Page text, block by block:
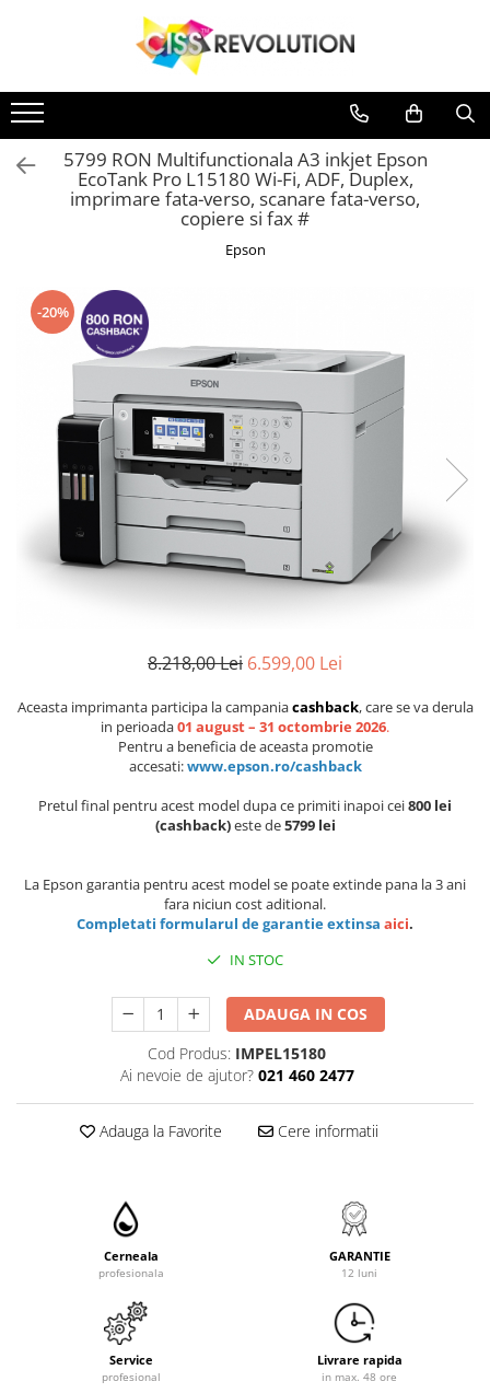
Jet Cerneala
DYE
EPSON
CANON
PIGMENT
EPSON
SUBLIMARE
EPSON
MEDII DE PRINTARE
HARTIE SUBLIMARE
HARTIE FOTO
FLATBED
ECHIPAMENTE
CONSUMABILE
Casete reziduale
Cartuse originale
Chipuri
Jet Cerneala
DYE
HP
PIGMENT
SUBLIMARE
MEDII DE PRINTARE
HARTIE SUBLIMARE
HARTIE FOTO
FLATBED
ECHIPAMENTE
CONSUMABILE
5799 RON Multifunctionala A3 inkjet Epson
EcoTank Pro L15180 Wi-Fi, ADF, Duplex,
imprimare fata-verso, scanare fata-verso,
copiere si fax #
Epson
-20%
8.218,00 Lei 6.599,00 Lei
Aceasta imprimanta participa la campaniacashback, care se va derula
in perioada01 august – 31 octombrie 2026.
Pentru a beneficia de aceasta promotie
accesati:www.epson.ro/cashback
Pretul final pentru acest model dupa ce primiti inapoi cei800 lei
(cashback)este de5799 lei
La Epson garantia pentru acest model se poate extinde pana la 3 ani
fara niciun cost aditional.
Completati formularul de garantie extinsa aici.
IN STOC
ADAUGA IN COS
Cod Produs: IMPEL15180
Ai nevoie de ajutor? 021 460 2477
Adauga la Favorite Cere informatii
Cerneala
profesionala
GARANTIE
12 luni
Service
profesional
Livrare rapida
in max. 48 ore